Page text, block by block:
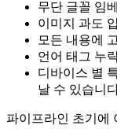
무단 글꼴 임
이미지 과도
모든 내용에
언어 태그 누
디바이스 별
날 수 있습니
파이프라인 초기에